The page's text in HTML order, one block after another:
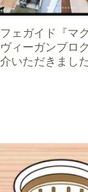
ェガイド『マ
ィーガンブロ
いただきました